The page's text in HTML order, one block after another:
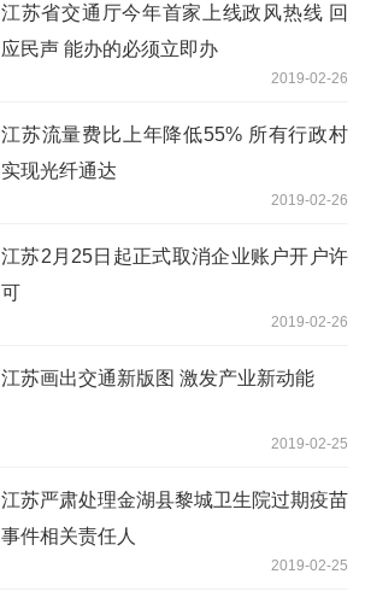
江苏省交通厅今年首家上线政风热线 回
应民声 能办的必须立即办
2019-02-26
江苏流量费比上年降低55% 所有行政村
实现光纤通达
2019-02-26
江苏2月25日起正式取消企业账户开户许
可
2019-02-26
江苏画出交通新版图 激发产业新动能
2019-02-25
江苏严肃处理金湖县黎城卫生院过期疫苗
事件相关责任人
2019-02-25